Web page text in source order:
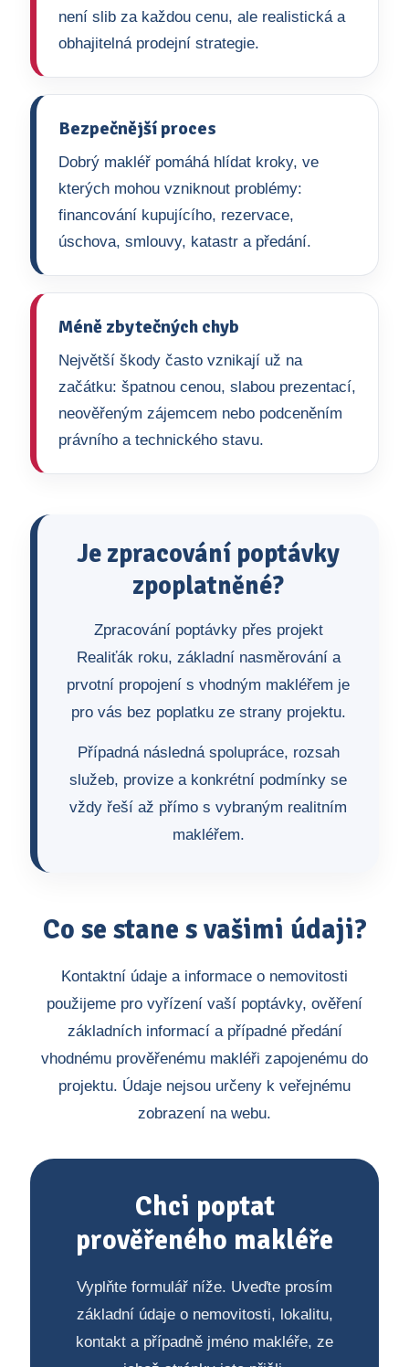
není slib za každou cenu, ale realistická a
obhajitelná prodejní strategie.
Bezpečnější proces
Dobrý makléř pomáhá hlídat kroky, ve
kterých mohou vzniknout problémy:
financování kupujícího, rezervace,
úschova, smlouvy, katastr a předání.
Méně zbytečných chyb
Největší škody často vznikají už na
začátku: špatnou cenou, slabou prezentací,
neověřeným zájemcem nebo podceněním
právního a technického stavu.
Je zpracování poptávky
zpoplatněné?
Zpracování poptávky přes projekt
Realiťák roku, základní nasměrování a
prvotní propojení s vhodným makléřem je
pro vás bez poplatku ze strany projektu.
Případná následná spolupráce, rozsah
služeb, provize a konkrétní podmínky se
vždy řeší až přímo s vybraným realitním
makléřem.
Co se stane s vašimi údaji?
Kontaktní údaje a informace o nemovitosti
použijeme pro vyřízení vaší poptávky, ověření
základních informací a případné předání
vhodnému prověřenému makléři zapojenému do
projektu. Údaje nejsou určeny k veřejnému
zobrazení na webu.
Chci poptat
prověřeného makléře
Vyplňte formulář níže. Uveďte prosím
základní údaje o nemovitosti, lokalitu,
kontakt a případně jméno makléře, ze